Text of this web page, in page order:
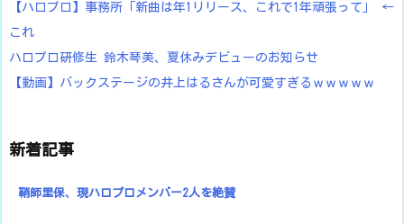
【ハロプロ】事務所「新曲は年1リリース、これで1年頑張って」 ←
これ
ハロプロ研修生 鈴木琴美、夏休みデビューのお知らせ
【動画】バックステージの井上はるさんが可愛すぎるｗｗｗｗｗ
新着記事
鞘師里保、現ハロプロメンバー2人を絶賛